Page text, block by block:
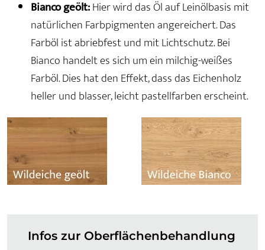
Bianco geölt:Hier wird das Öl auf Leinölbasis mit
natürlichen Farbpigmenten angereichert. Das
Farböl ist abriebfest und mit Lichtschutz. Bei
Bianco handelt es sich um ein milchig-weißes
Farböl. Dies hat den Effekt, dass das Eichenholz
heller und blasser, leicht pastellfarben erscheint.
Infos zur Oberflächenbehandlung